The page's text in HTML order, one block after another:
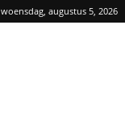
woensdag, augustus 5, 2026